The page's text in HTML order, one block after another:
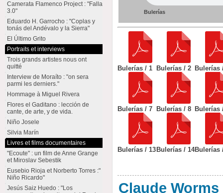
Bulerías
Bulerías / 1 Bulerías / 2 Bulerías
Bulerías / 7 Bulerías / 8 Bulerías
Bulerías / 13 Bulerías / 14Bulerías
Claude Worms
Camerata Flamenco Project : "Falla
3.0"
Eduardo H. Garrocho : "Coplas y
tonás del Andévalo y la Sierra"
El Último Grito
Portraits et interviews
Trois grands artistes nous ont
quitté
Interview de Moraíto : "on sera
parmi les derniers."
Hommage à Miguel Rivera
Flores el Gaditano : lección de
cante, de arte, y de vida.
Niño Josele
Silvia Marín
Livres et films documentaires
"Ecoute" : un film de Anne Grange
et Miroslav Sebestik
Eusebio Rioja et Norberto Torres :"
Niño Ricardo"
Jesús Saiz Huedo : "Los